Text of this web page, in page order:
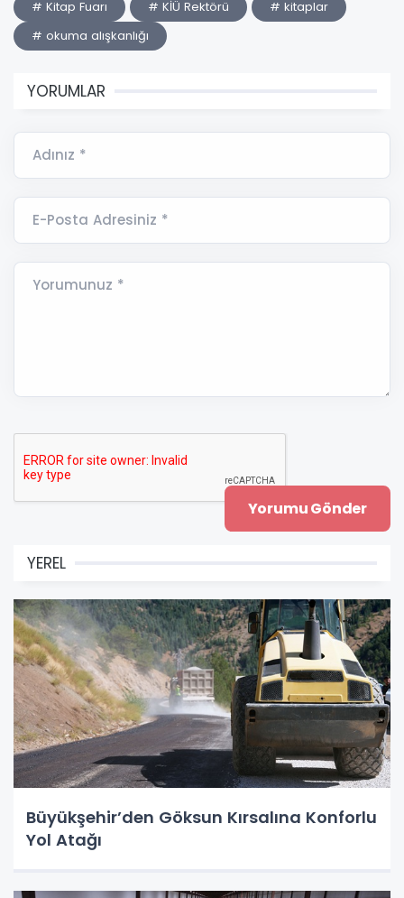
# Kitap Fuarı # KİÜ Rektörü
# kitaplar
# okuma alışkanlığı
YORUMLAR
Adınız *
E-Posta Adresiniz *
Yorumunuz *
YEREL
Büyükşehir’den Göksun Kırsalına Konforlu
Yol Atağı